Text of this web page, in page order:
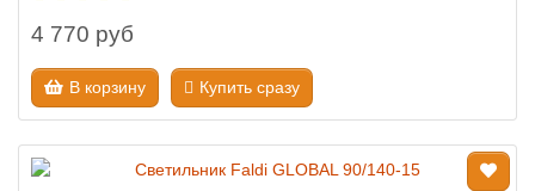
4 770 руб
В корзину Купить сразу